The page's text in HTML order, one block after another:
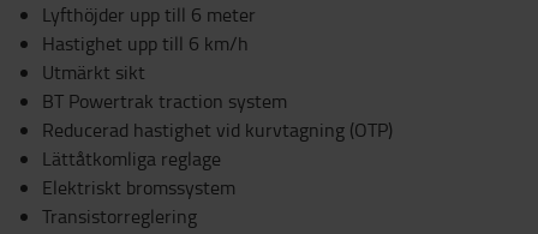
Lyfthöjder upp till 6 meter
Hastighet upp till 6 km/h
Utmärkt sikt
BT Powertrak traction system
Reducerad hastighet vid kurvtagning (OTP)
Lättåtkomliga reglage
Elektriskt bromssystem
Transistorreglering